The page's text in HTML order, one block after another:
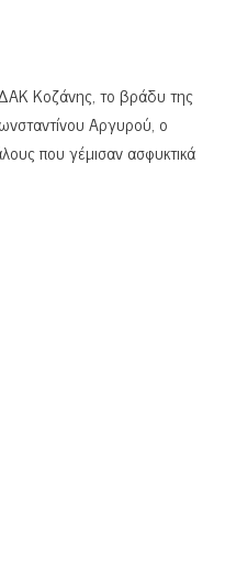
ΔΑΚ Κοζάνης, το βράδυ της
Αργυρού, ο
που γέμισαν ασφυκτικά